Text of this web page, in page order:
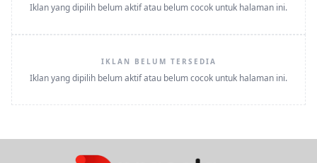
Iklan yang dipilih belum aktif atau belum cocok untuk halaman ini.
IKLAN BELUM TERSEDIA
Iklan yang dipilih belum aktif atau belum cocok untuk halaman ini.